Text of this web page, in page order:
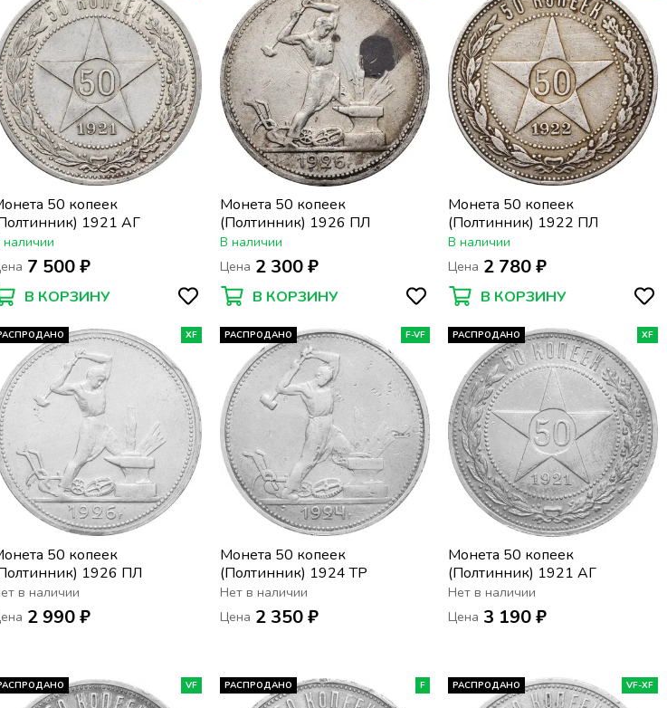
50 копеек
1921 АГ
7 500 ₽
В КОРЗИНУ
Монета 50 копеек
(Полтинник) 1926 ПЛ
В наличии
Цена 2 300 ₽
В КОРЗИНУ
Монета 50 копеек
(Полтинник) 1922 ПЛ
В наличии
Цена 2 780 ₽
В КОРЗИНУ
XF
50 копеек
1926 ПЛ
в наличии
2 990 ₽
РАСПРОДАНО F-VF
Монета 50 копеек
(Полтинник) 1924 ТР
Нет в наличии
Цена 2 350 ₽
РАСПРОДАНО XF
Монета 50 копеек
(Полтинник) 1921 АГ
Нет в наличии
Цена 3 190 ₽
VF РАСПРОДАНО F РАСПРОДАНО VF-XF